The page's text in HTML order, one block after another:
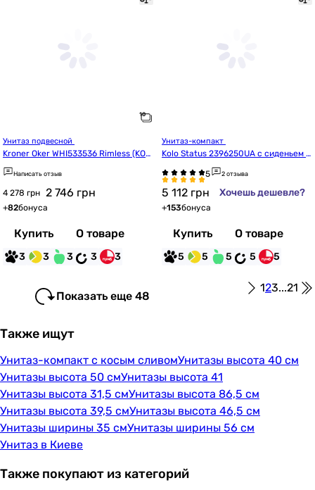
Kroner Oker WHI533536 Rimless (KO5
33536WHIR) (CV033120)
Написать отзыв
4 278 грн 2 746 грн
+82бонуса
Купить О товаре
3 3 3 3 3
Kolo Status 2396250UA с сиденьем и
з дюропласта
2 отзыва
5 112 грн Хочешь дешевле?
+153бонуса
Купить О товаре
5 5 5 5 5
Показать еще 48
123...21
Также ищут
Унитаз-компакт с косым сливомУнитазы высота 40 см
Унитазы высота 50 смУнитазы высота 41
Унитазы высота 31,5 смУнитазы высота 86,5 см
Унитазы высота 39,5 смУнитазы высота 46,5 см
Унитазы ширины 35 смУнитазы ширины 56 см
Унитаз в Киеве
Также покупают из категорий